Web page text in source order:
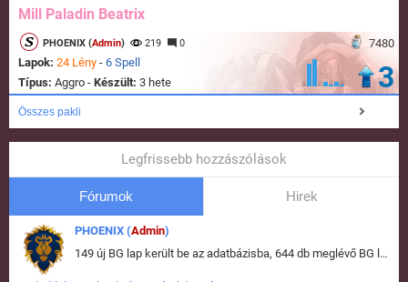
Mill Paladin Beatrix
7480
PHOENIX (Admin) 219 0
Lapok: 24 Lény - 6 Spell
Típus: Aggro - Készült: 3 hete 3
Összes pakli
Legfrissebb hozzászólások
Fórumok Hirek
PHOENIX (Admin)
149 új BG lap került be az adatbázisba, 644 db meglévő BG lap módosult, bekerültek az új képek a megváltozott lapokhoz is.